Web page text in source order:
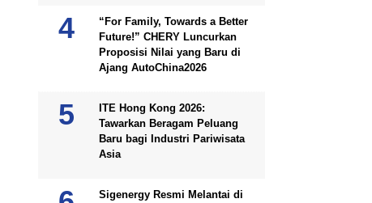
“For Family, Towards a Better
Future!” CHERY Luncurkan
Proposisi Nilai yang Baru di
Ajang AutoChina2026
ITE Hong Kong 2026:
Tawarkan Beragam Peluang
Baru bagi Industri Pariwisata
Asia
Sigenergy Resmi Melantai di